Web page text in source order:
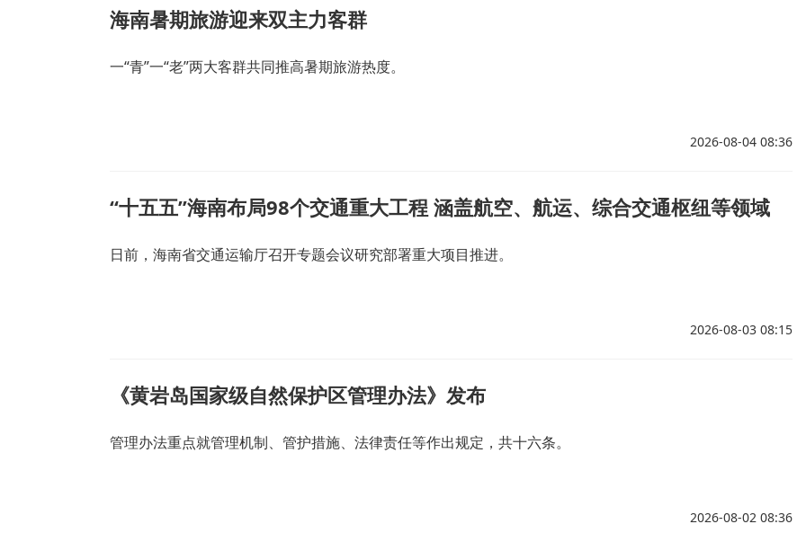
海南暑期旅游迎来双主力客群
一“青”一“老”两大客群共同推高暑期旅游热度。
2026-08-04 08:36
“十五五”海南布局98个交通重大工程 涵盖航空、航运、综合交通枢纽等领域
日前，海南省交通运输厅召开专题会议研究部署重大项目推进。
2026-08-03 08:15
《黄岩岛国家级自然保护区管理办法》发布
管理办法重点就管理机制、管护措施、法律责任等作出规定，共十六条。
2026-08-02 08:36